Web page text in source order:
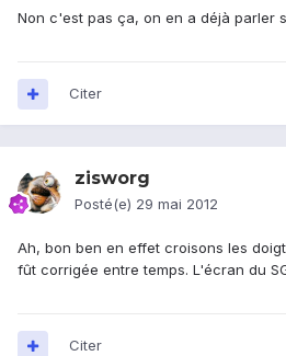
Non c'est pas ça, on en a déjà parler
Citer
zisworg
Posté(e) 29 mai 2012
Ah, bon ben en effet croisons les
fût corrigée entre temps. L'écran du
Citer